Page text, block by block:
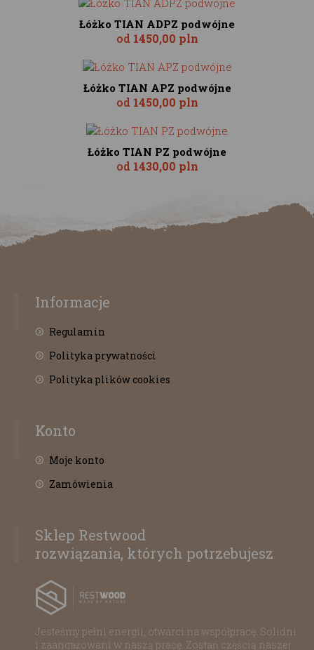
Łóżko TIAN ADPZ podwójne
od 1450,00 pln
Łóżko TIAN APZ podwójne
od 1450,00 pln
Łóżko TIAN PZ podwójne
od 1430,00 pln
Informacje
Regulamin
Polityka prywatności
Polityka plików cookies
Konto
Moje konto
Zamówienia
Sklep Restwood
rozwiązania, których potrzebujesz
Jesteśmy pełni energii, otwarci na współpracę. Solidni
i zaangażowani w naszą pracę. Zostań częścią naszej